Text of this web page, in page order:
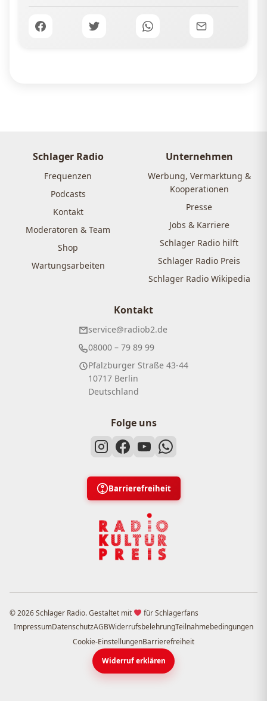
Schlager Radio
Frequenzen
Podcasts
Kontakt
Moderatoren & Team
Shop
Wartungsarbeiten
Unternehmen
Werbung, Vermarktung &
Kooperationen
Presse
Jobs & Karriere
Schlager Radio hilft
Schlager Radio Preis
Schlager Radio Wikipedia
Kontakt
service@radiob2.de
08000 – 79 89 99
Pfalzburger Straße 43-44
10717 Berlin
Deutschland
Folge uns
Barrierefreiheit
© 2026 Schlager Radio. Gestaltet mit
für Schlagerfans
ImpressumDatenschutzAGBWiderrufsbelehrungTeilnahmebedingungen
Cookie-EinstellungenBarrierefreiheit
Widerruf erklären